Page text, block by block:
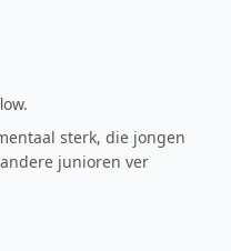
sterk, die jongen
junioren ver